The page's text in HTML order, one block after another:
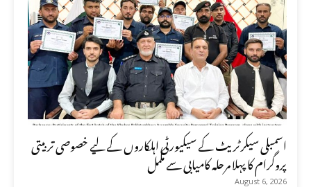
اسمبلی سیکرٹریٹ کے سیکیورٹی اہلکاروں کے لیے خصوصی تربیتی
پروگرام کا پہلا مرحلہ کامیابی سے مکمل
August 6, 2026